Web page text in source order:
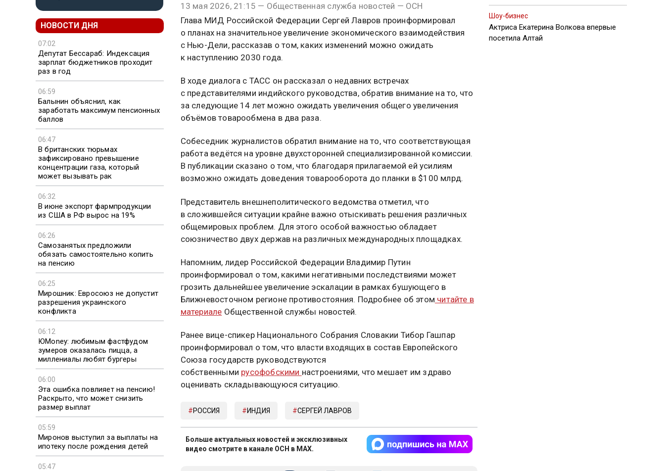
НОВОСТИ ДНЯ
07:02
Депутат Бессараб: Индексация
зарплат бюджетников проходит
раз в год
06:59
Балынин объяснил, как
заработать максимум пенсионных
баллов
06:47
В британских тюрьмах
зафиксировано превышение
концентрации газа, который
может вызывать рак
06:32
В июне экспорт фармпродукции
из США в РФ вырос на 19%
06:26
Самозанятых предложили
обязать самостоятельно копить
на пенсию
06:25
Мирошник: Евросоюз не допустит
разрешения украинского
конфликта
06:12
ЮMoney: любимым фастфудом
зумеров оказалась пицца, а
миллениалы любят бургеры
06:00
Эта ошибка повлияет на пенсию!
Раскрыто, что может снизить
размер выплат
05:59
Миронов выступил за выплаты на
ипотеку после рождения детей
05:47
13 мая 2026, 21:15 — Общественная служба новостей — ОСН
Глава МИД Российской Федерации Сергей Лавров проинформировал
о планах на значительное увеличение экономического взаимодействия
с Нью-Дели, рассказав о том, каких изменений можно ожидать
к наступлению 2030 года.
В ходе диалога с ТАСС он рассказал о недавних встречах
с представителями индийского руководства, обратив внимание на то, что
за следующие 14 лет можно ожидать увеличения общего увеличения
объёмов товарообмена в два раза.
Собеседник журналистов обратил внимание на то, что соответствующая
работа ведётся на уровне двухсторонней специализированной комиссии.
В публикации сказано о том, что благодаря прилагаемой ей усилиям
возможно ожидать доведения товарооборота до планки в $100 млрд.
Представитель внешнеполитического ведомства отметил, что
в сложившейся ситуации крайне важно отыскивать решения различных
общемировых проблем. Для этого особой важностью обладает
союзничество двух держав на различных международных площадках.
Напомним, лидер Российской Федерации Владимир Путин
проинформировал о том, какими негативными последствиями может
грозить дальнейшее увеличение эскалации в рамках бушующего в
Ближневосточном регионе противостояния. Подробнее об этом читайте в
материале Общественной службы новостей.
Ранее вице-спикер Национального Собрания Словакии Тибор Гашпар
проинформировал о том, что власти входящих в состав Европейского
Союза государств руководствуются
собственными русофобскими настроениями, что мешает им здраво
оценивать складывающуюся ситуацию.
РОССИЯ ИНДИЯ СЕРГЕЙ ЛАВРОВ
Больше актуальных новостей и эксклюзивных
видео смотрите в канале ОСН в MAX.
Шоу-бизнес
Актриса Екатерина Волкова впервые
посетила Алтай